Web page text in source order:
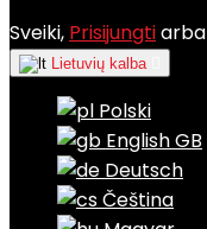
Sveiki, Prisijungtiarba
Lietuvių kalba
Polski
English GB
Deutsch
Čeština